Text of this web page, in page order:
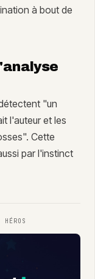
à bout de
"un
l'auteur et les
Cette
par l'instinct